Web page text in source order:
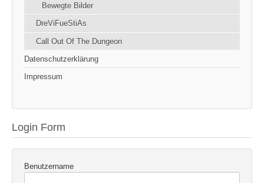
Bewegte Bilder
DreViFueStiAs
Call Out Of The Dungeon
Datenschutzerklärung
Impressum
Login Form
Benutzername